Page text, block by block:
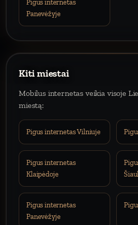
Pigus internetas
Panevėžyje
Kiti miestai
Mobilus internetas veikia visoje
miestą:
Pigus internetas Vilniuje
Pigus internetas
Klaipėdoje
Pigus internetas
Panevėžyje